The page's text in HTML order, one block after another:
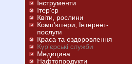
Інструменти
Ітер'єр
Квіти, рослини
Комп'ютери, Інтернет-
послуги
Краса та оздоровлення
Кур'єрські служби
Медицина
Нафтопродукти